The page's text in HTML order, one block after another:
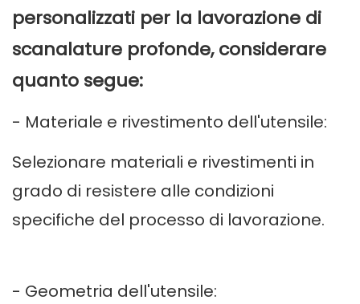
personalizzati per la lavorazione di
scanalature profonde, considerare
quanto segue:
- Materiale e rivestimento dell'utensile:
Selezionare materiali e rivestimenti in
grado di resistere alle condizioni
specifiche del processo di lavorazione.
- Geometria dell'utensile: